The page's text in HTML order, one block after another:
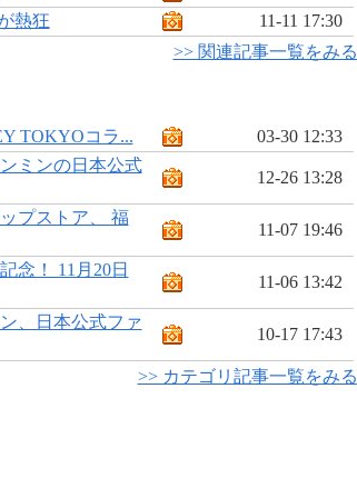
熱狂
11-11 17:30
>> 関連記事一覧をみる
TOKYOコラ...
03-30 12:33
ミンの日本公式
12-26 13:28
プストア、 福
11-07 19:46
念！ 11月20日
11-06 13:42
、日本公式ファ
10-17 17:43
>> カテゴリ記事一覧をみる